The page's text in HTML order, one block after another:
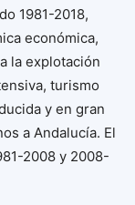
1981-2018,
económica,
la explotación
turismo
y en gran
a Andalucía. El
2008 y 2008-